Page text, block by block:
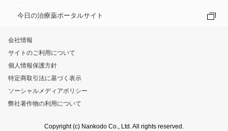
今日の治療薬ポータルサイト
会社情報
サイトのご利用について
個人情報保護方針
特定商取引法に基づく表示
ソーシャルメディアポリシー
弊社著作物の利用について
Copyright (c) Nankodo Co., Ltd. All rights reserved.